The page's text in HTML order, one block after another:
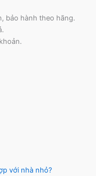
bảo hành theo hãng.
với nhà nhỏ?